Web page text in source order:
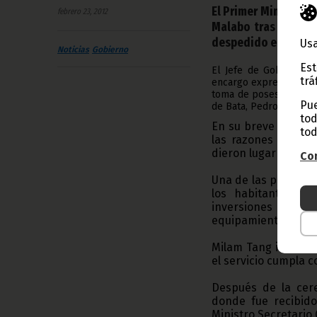
febrero 23, 2012
Noticias Gobierno
El Primer Ministro y
Malabo tras
despedido en el
El Jefe de Gobierno
encargo expreso del
toma de posesión del
de Bata, Pedro Abaga
En su breve
las razones que,
dieron lugar a su
Una de las
los habitantes
inversiones que
equipamientos,
Milam Tang invitó
el servicio cumpla
Después de la
donde fue